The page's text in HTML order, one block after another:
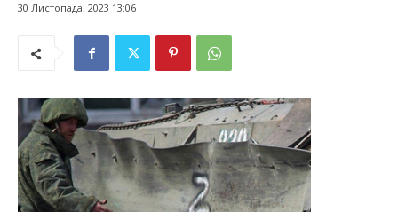
30 Листопада, 2023 13:06